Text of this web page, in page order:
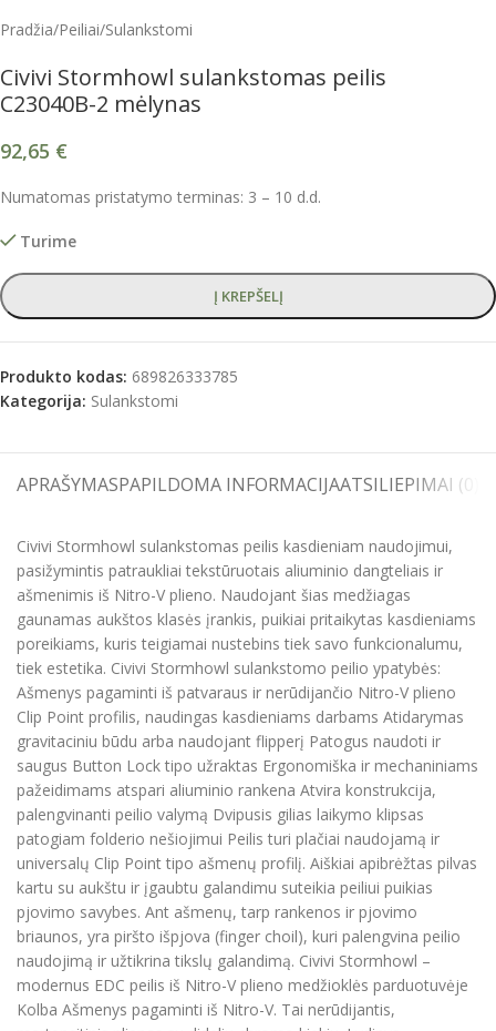
Pradžia/Peiliai/Sulankstomi
Civivi Stormhowl sulankstomas peilis
C23040B-2 mėlynas
92,65 €
Numatomas pristatymo terminas: 3 – 10 d.d.
Turime
Į KREPŠELĮ
Produkto kodas: 689826333785
Kategorija: Sulankstomi
APRAŠYMASPAPILDOMA INFORMACIJAATSILIEPIMAI (0)
Civivi Stormhowl sulankstomas peilis kasdieniam naudojimui,
pasižymintis patraukliai tekstūruotais aliuminio dangteliais ir
ašmenimis iš Nitro-V plieno. Naudojant šias medžiagas
gaunamas aukštos klasės įrankis, puikiai pritaikytas kasdieniams
poreikiams, kuris teigiamai nustebins tiek savo funkcionalumu,
tiek estetika. Civivi Stormhowl sulankstomo peilio ypatybės:
Ašmenys pagaminti iš patvaraus ir nerūdijančio Nitro-V plieno
Clip Point profilis, naudingas kasdieniams darbams Atidarymas
gravitaciniu būdu arba naudojant flipperį Patogus naudoti ir
saugus Button Lock tipo užraktas Ergonomiška ir mechaniniams
pažeidimams atspari aliuminio rankena Atvira konstrukcija,
palengvinanti peilio valymą Dvipusis gilias laikymo klipsas
patogiam folderio nešiojimui Peilis turi plačiai naudojamą ir
universalų Clip Point tipo ašmenų profilį. Aiškiai apibrėžtas pilvas
kartu su aukštu ir įgaubtu galandimu suteikia peiliui puikias
pjovimo savybes. Ant ašmenų, tarp rankenos ir pjovimo
briaunos, yra piršto išpjova (finger choil), kuri palengvina peilio
naudojimą ir užtikrina tikslų galandimą. Civivi Stormhowl –
modernus EDC peilis iš Nitro-V plieno medžioklės parduotuvėje
Kolba Ašmenys pagaminti iš Nitro-V. Tai nerūdijantis,